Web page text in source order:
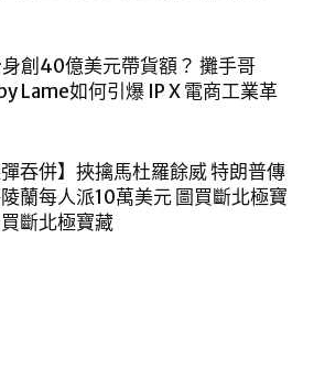
創40億美元帶貨額？ 攤手哥
Lame如何引爆 IP X 電商工業革
彈吞併】挾擒馬杜羅餘威 特朗普傳
蘭每人派10萬美元 圖買斷北極寶
斷北極寶藏